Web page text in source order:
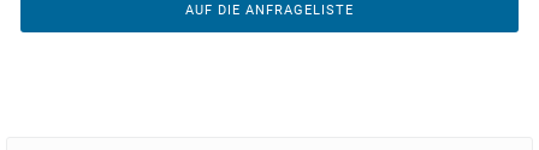
AUF DIE ANFRAGELISTE